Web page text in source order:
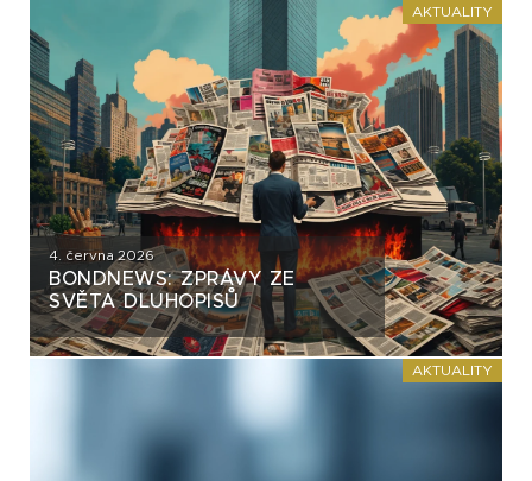
AKTUALITY
4. června 2026
BONDNEWS: ZPRÁVY ZE
SVĚTA DLUHOPISŮ
AKTUALITY